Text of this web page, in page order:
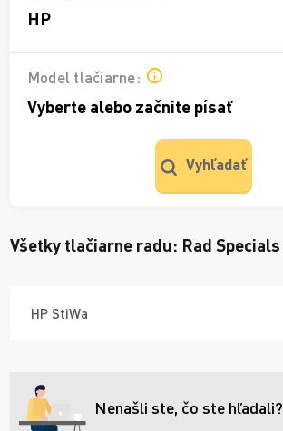
HP
Model tlačiarne:
Vyberte alebo začnite písať
Vyhľadať
Všetky tlačiarne radu: Rad Specials
HP StiWa
Nenašli ste, čo ste hľadali?